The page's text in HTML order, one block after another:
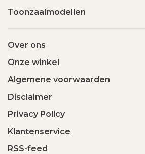
Toonzaalmodellen
Over ons
Onze winkel
Algemene voorwaarden
Disclaimer
Privacy Policy
Klantenservice
RSS-feed